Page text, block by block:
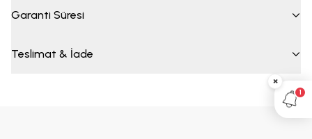
Garanti Süresi
Teslimat & İade
×
1